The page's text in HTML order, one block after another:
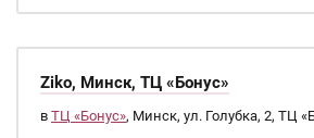
Ziko, Минск, ТЦ «Бонус»
в ТЦ «Бонус», Минск, ул. Голубка, 2, ТЦ